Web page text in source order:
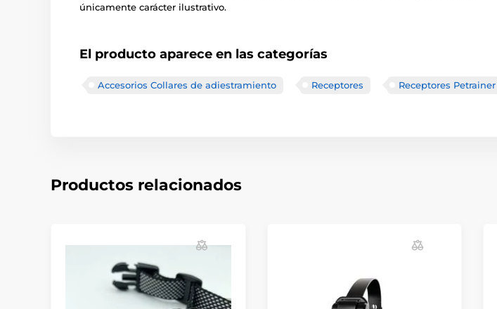
únicamente carácter ilustrativo.
El producto aparece en las categorías
Accesorios Collares de adiestramiento Receptores Receptores Petrainer
Productos relacionados